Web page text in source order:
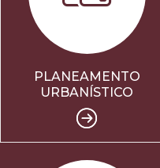
PLANEAMENTO
URBANÍSTICO